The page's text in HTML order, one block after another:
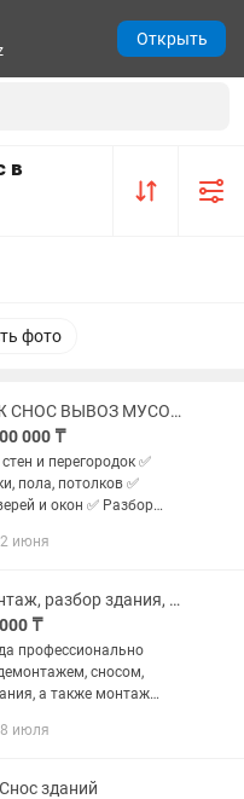
в
фото
ДЕМОНТАЖ СНОС ВЫВОЗ МУСОРА
000 ₸
и перегородок ✅
пола, потолков ✅
и окон ✅ Разбор
✅ Частичный и
июня
Снос, демонтаж, разбор здания, и сооружения, а также монтаж
₸
профессионально
сносом,
а также монтаж
помещении. Режем
июля
зданий
Открыть